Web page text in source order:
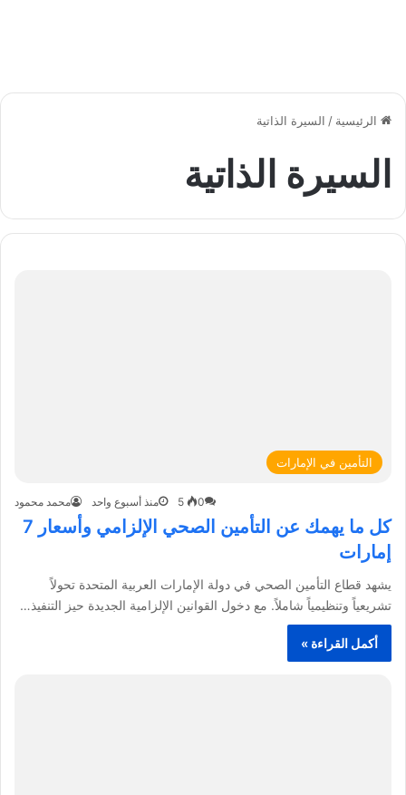
الرئيسية / السيرة الذاتية
السيرة الذاتية
التأمين في الإمارات
محمد محمود منذ أسبوع واحد 0
كل ما يهمك عن التأمين الصحي الإلزامي وأسعار 7
إمارات
يشهد قطاع التأمين الصحي في دولة الإمارات العربية المتحدة تحولاً
تشريعياً وتنظيمياً شاملاً. مع دخول القوانين الإلزامية الجديدة حيز التنفيذ…
أكمل القراءة »